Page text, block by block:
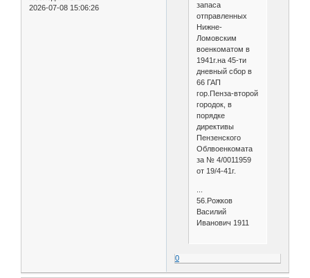
2026-07-08 15:06:26
запаса
отправленных
Нижне-
Ломовским
военкоматом в
1941г.на 45-ти
дневный сбор в
66 ГАП
гор.Пенза-второй
городок, в
порядке
директивы
Пензенского
Облвоенкомата
за № 4/0011959
от 19/4-41г.
56.Рожков
Василий
Иванович 1911
0